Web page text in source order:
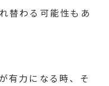
替わる可能性もあ
有力になる時、そ